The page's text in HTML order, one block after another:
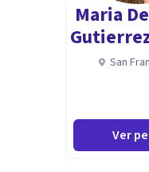
Maria
San
Ver